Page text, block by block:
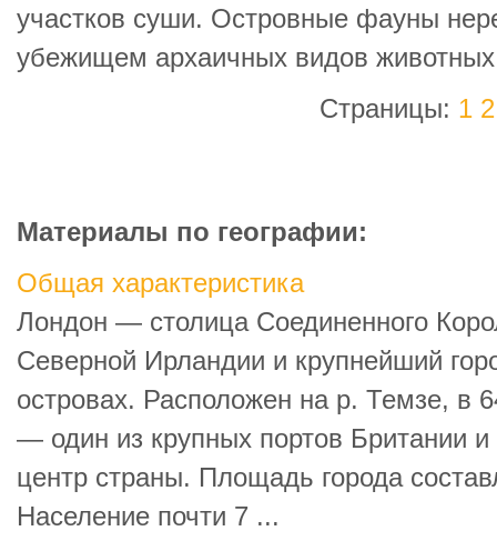
участков суши. Островные фауны
убежищем архаичных видов
Страницы: 1 2
Материалы по географии:
Общая характеристика
Лондон — столица Соединенного
Северной Ирландии и крупнейший
островах. Расположен на р. Темзе, в
— один из крупных портов Британии
центр страны. Площадь города
Население почти 7 ...